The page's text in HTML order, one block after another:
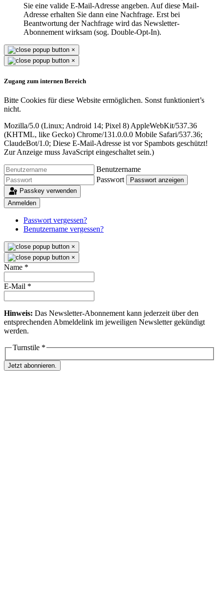
Sie eine valide E-Mail-Adresse angeben. Auf diese Mail-
Adresse erhalten Sie dann eine Nachfrage. Erst bei
Beantwortung der Nachfrage wird das Newsletter-
Abonnement wirksam (sog. Double-Opt-In).
×
×
Zugang zum internen Bereich
Bitte Cookies für diese Website ermöglichen. Sonst funktioniert’s
nicht.
Mozilla/5.0 (Linux; Android 14; Pixel 8) AppleWebKit/537.36
(KHTML, like Gecko) Chrome/131.0.0.0 Mobile Safari/537.36;
ClaudeBot/1.0; Diese E-Mail-Adresse ist vor Spambots geschützt!
Zur Anzeige muss JavaScript eingeschaltet sein.)
Benutzername
Passwort
Passwort anzeigen
Passkey verwenden
Anmelden
Passwort vergessen?
Benutzername vergessen?
×
×
Name *
E-Mail *
Hinweis: Das Newsletter-Abonnement kann jederzeit über den
entsprechenden Abmeldelink im jeweiligen Newsletter gekündigt
werden.
Turnstile *
Jetzt abonnieren.